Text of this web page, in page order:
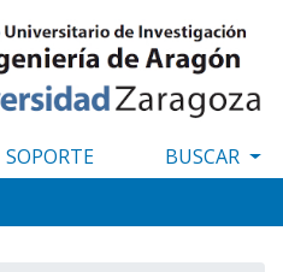
al
contenido
principal
SOPORTE